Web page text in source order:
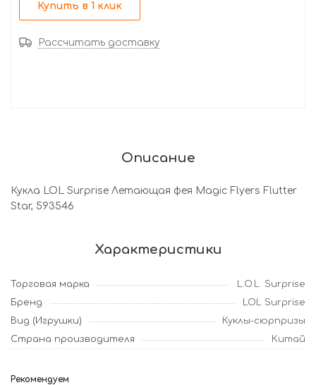
Купить в 1 клик
Рассчитать доставку
Описание
Кукла LOL Surprise Летающая фея Magic Flyers Flutter
Star, 593546
Характеристики
Торговая марка
L.O.L. Surprise
Бренд
LOL Surprise
Вид (Игрушки)
Куклы-сюрпризы
Страна производителя
Китай
Рекомендуем